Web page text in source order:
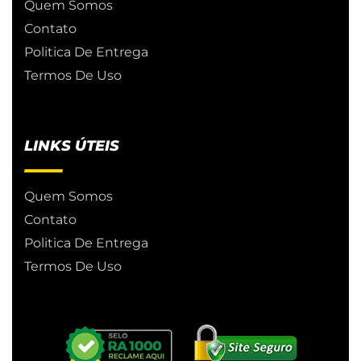
Quem Somos
Contato
Politica De Entrega
Termos De Uso
LINKS ÚTEIS
Quem Somos
Contato
Politica De Entrega
Termos De Uso